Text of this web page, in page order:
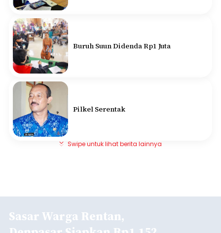
Buruh Suun Didenda Rp1 Juta
Pilkel Serentak
Swipe untuk lihat berita lainnya
Sasar Warga Rentan,